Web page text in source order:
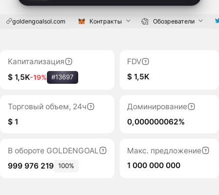
goldengoalsol.com Контракты Обозреватели
Капитализация
$ 1,5K-19% #13697
FDV
$ 1,5K
Торговый объем, 24ч
$ 1
Доминирование
0,000000062%
В обороте GOLDENGOAL
999 976 219 100%
Макс. предложение
1 000 000 000